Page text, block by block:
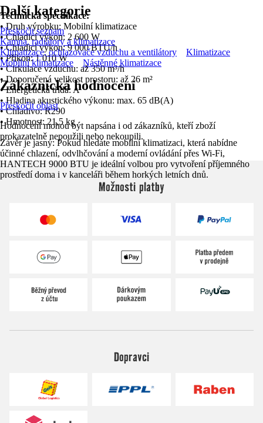
Technická specifikace:
• Druh výrobku: Mobilní klimatizace
• Chladicí výkon: 2 600 W
• Chladicí výkon: 9 000 BTU/h
• Příkon: 1 010 W
• Cirkulace vzduchu: až 350 m³/h
• Doporučená velikost prostoru: až 26 m²
• Energetická třída: A
• Hladina akustického výkonu: max. 65 dB(A)
• Chladivo: R290
• Hmotnost: 21,5 kg
Závěr je jasný: Pokud hledáte mobilní klimatizaci, která nabídne
účinné chlazení, odvlhčování a moderní ovládání přes Wi‑Fi,
HANTECH 9000 BTU je ideální volbou pro vytvoření příjemného
prostředí doma i v kanceláři během horkých letních dnů.
Další kategorie
Přeskočit seznam
Kamna, radiátory a klimatizace
Klimatizace, ochlazovače vzduchu a ventilátory
Klimatizace
Mobilní klimatizace
Nástěnné klimatizace
Zákaznická hodnocení
Přeskočit oblast
Hodnocení mohou být napsána i od zákazníků, kteří zboží
prokazatelně nepoužili nebo nekoupili.
Možnosti platby
Dopravci